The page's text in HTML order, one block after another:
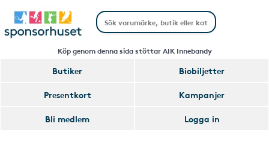
Köp genom denna sida stöttar AIK Innebandy
Butiker
Biobiljetter
Presentkort
Kampanjer
Bli medlem
Logga in